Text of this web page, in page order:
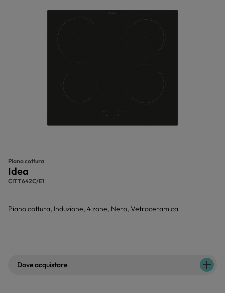
Piano cottura
Idea
CITT642C/E1
Piano cottura, Induzione, 4 zone, Nero, Vetroceramica
Dove acquistare